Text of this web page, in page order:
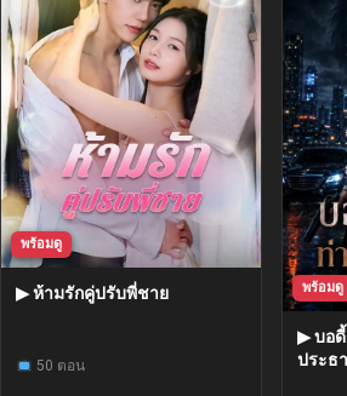
พร้อมดู
▶ ห้ามรักคู่ปรับพี่ชาย
50 ตอน
พร้อมดู
▶ บอ
ประธ